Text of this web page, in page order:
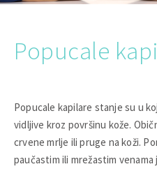
Popucale
Popucale kapilare stanje su u
vidljive kroz površinu kože.
crvene mrlje ili pruge na koži.
paučastim ili mrežastim